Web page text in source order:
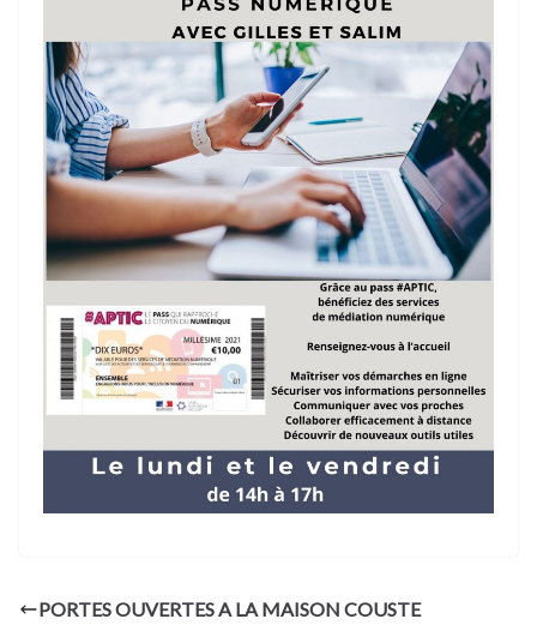
PORTES OUVERTES A LA MAISON COUSTE